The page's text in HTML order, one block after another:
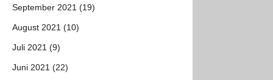
September 2021 (19)
August 2021 (10)
Juli 2021 (9)
Juni 2021 (22)